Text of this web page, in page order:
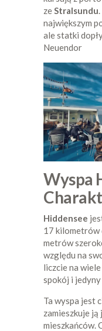
zeStralsundu
największym
ale statki
Neuendor
Wyspa
Hiddensee
17 kilometrów
metrów
względu na
liczcie na
spokój i
Ta wyspa jest
zamieszkuje ją
mieszkańców.